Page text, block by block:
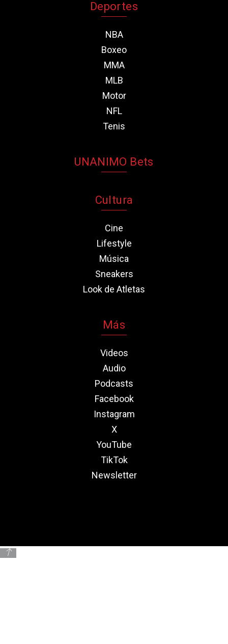
Deportes
NBA
Boxeo
MMA
MLB
Motor
NFL
Tenis
UNANIMO Bets
Cultura
Cine
Lifestyle
Música
Sneakers
Look de Atletas
Más
Videos
Audio
Podcasts
Facebook
Instagram
X
YouTube
TikTok
Newsletter